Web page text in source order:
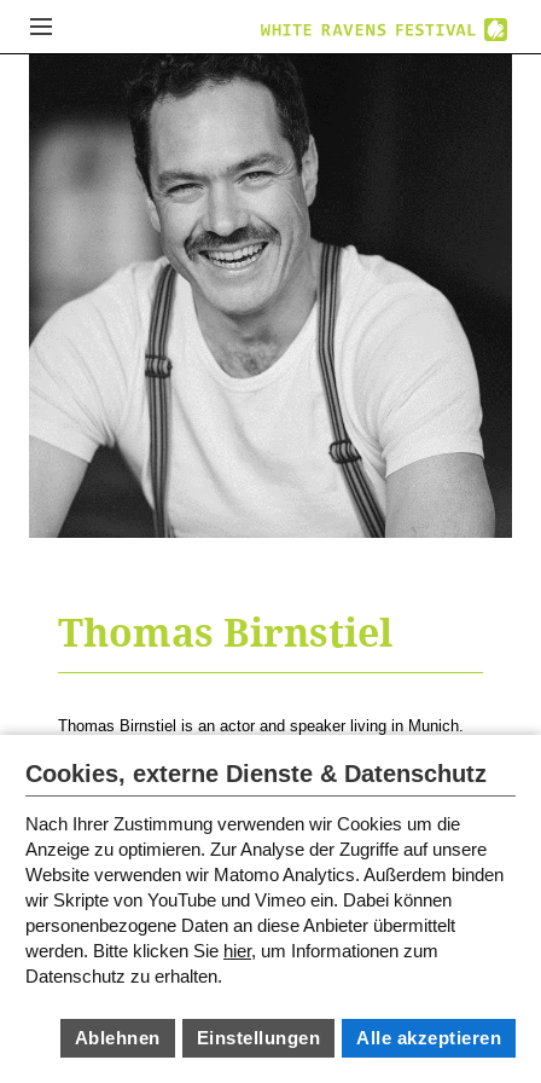
Thomas Birnstiel
Thomas Birnstiel is an actor and speaker living in Munich.
© Photo: Nils Schwarz
SITEMAP
IMPRINT
TERMS AND CONDITIONS
BARRIEREFREIHEIT
COOKIE SETTINGS
Cookies, externe Dienste & Datenschutz
Nach Ihrer Zustimmung verwenden wir Cookies um die
Anzeige zu optimieren. Zur Analyse der Zugriffe auf unsere
Website verwenden wir Matomo Analytics. Außerdem binden
wir Skripte von YouTube und Vimeo ein. Dabei können
personenbezogene Daten an diese Anbieter übermittelt
werden. Bitte klicken Sie hier, um Informationen zum
Datenschutz zu erhalten.
Ablehnen Einstellungen Alle akzeptieren